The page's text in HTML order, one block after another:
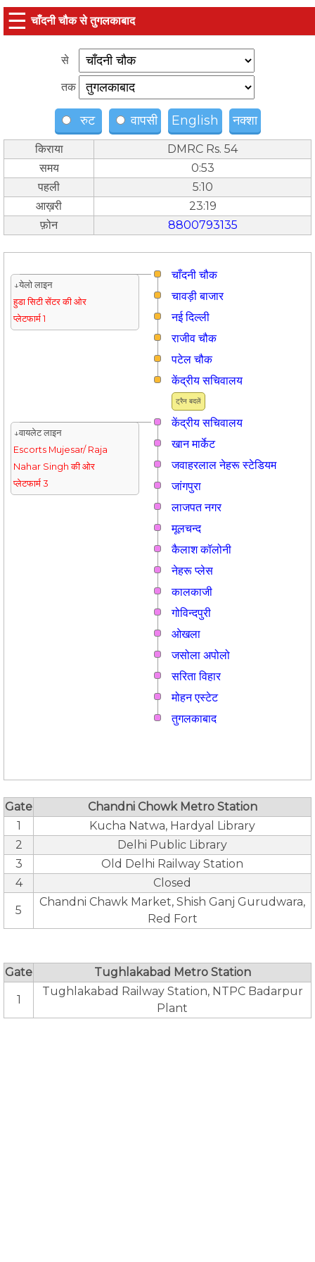
☰ चाँदनी चौक से तुगलकाबाद
से
तक
रुट वापसी English नक्शा
किराया
DMRC Rs. 54
समय
0:53
पहली
5:10
आख़री
23:19
फ़ोन
8800793135
चाँदनी चौक
↓येलो लाइन
हुडा सिटी सेंटर की ओर
प्लेटफार्म 1
चावड़ी बाजार
नई दिल्ली
राजीव चौक
पटेल चौक
ट्रैन बदलें
केंद्रीय सचिवालय
केंद्रीय सचिवालय
↓वायलेट लाइन
Escorts Mujesar/ Raja
Nahar Singh की ओर
प्लेटफार्म 3
खान मार्केट
जवाहरलाल नेहरू स्टेडियम
जांगपुरा
लाजपत नगर
मूलचन्द
कैलाश कॉलोनी
नेहरू प्लेस
कालकाजी
गोविन्दपुरी
ओखला
जसोला अपोलो
सरिता विहार
मोहन एस्टेट
तुगलकाबाद
Gate
Chandni Chowk Metro Station
1
Kucha Natwa, Hardyal Library
2
Delhi Public Library
3
Old Delhi Railway Station
4
Closed
5
Chandni Chawk Market, Shish Ganj Gurudwara,
Red Fort
Gate Tughlakabad Metro Station
1
Tughlakabad Railway Station, NTPC Badarpur
Plant